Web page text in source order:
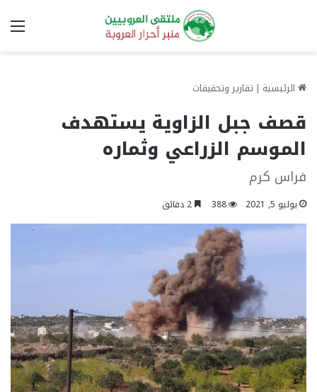
الرئيسية | تقارير وتحقيقات
قصف جبل الزاوية يستهدف
الموسم الزراعي وثماره
فراس كرم
يوليو 5, 2021 388